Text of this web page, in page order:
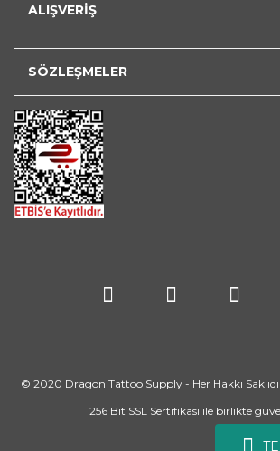
ALIŞVERİŞ
SÖZLEŞMELER
© 2020 Dragon Tattoo Supply - Her Hakkı
256 Bit SSL Sertifikası ile birlikte